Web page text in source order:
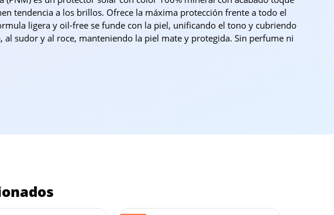
tendencia a los brillos. Ofrece la máxima protección frente a todo el
ligera y oil-free se funde con la piel, unificando el tono y cubriendo
al sudor y al roce, manteniendo la piel mate y protegida. Sin perfume ni